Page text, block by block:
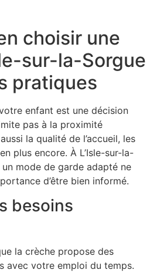
choisir une
sur-la-Sorgue
pratiques
enfant est une décision
pas à la proximité
la qualité de l’accueil, les
plus encore. À L’Isle-sur-la-
mode de garde adapté ne
d’être bien informé.
besoins
la crèche propose des
avec votre emploi du temps.